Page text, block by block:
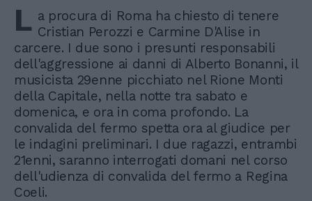
L a procura di Roma ha chiesto di tenere
Cristian Perozzi e Carmine D'Alise in
carcere. I due sono i presunti responsabili
dell'aggressione ai danni di Alberto Bonanni, il
musicista 29enne picchiato nel Rione Monti
della Capitale, nella notte tra sabato e
domenica, e ora in coma profondo. La
convalida del fermo spetta ora al giudice per
le indagini preliminari. I due ragazzi, entrambi
21enni, saranno interrogati domani nel corso
dell'udienza di convalida del fermo a Regina
Coeli.